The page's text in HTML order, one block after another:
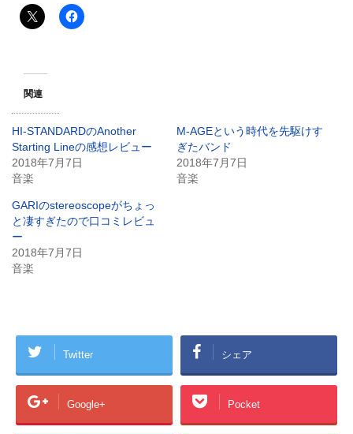
関連
HI-STANDARDのAnother
Starting Lineの感想レビュー
2018年7月7日
音楽
M-AGEという時代を先駆けす
ぎたバンド
2018年7月7日
音楽
GARIのstereoscopeがちょっ
と凄すぎたので口コミレビュ
ー
2018年7月7日
音楽
Twitter シェア
Google+ Pocket